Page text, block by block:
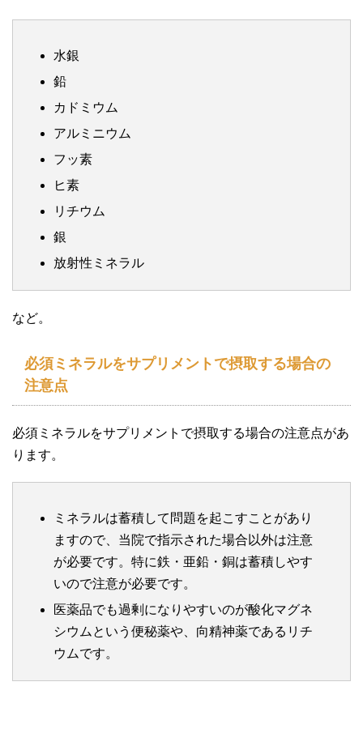
水銀
鉛
カドミウム
アルミニウム
フッ素
ヒ素
リチウム
銀
放射性ミネラル
など。
必須ミネラルをサプリメントで摂取する場合の
注意点
必須ミネラルをサプリメントで摂取する場合の注意点があ
ります。
ミネラルは蓄積して問題を起こすことがあり
ますので、当院で指示された場合以外は注意
が必要です。特に鉄・亜鉛・銅は蓄積しやす
いので注意が必要です。
医薬品でも過剰になりやすいのが酸化マグネ
シウムという便秘薬や、向精神薬であるリチ
ウムです。